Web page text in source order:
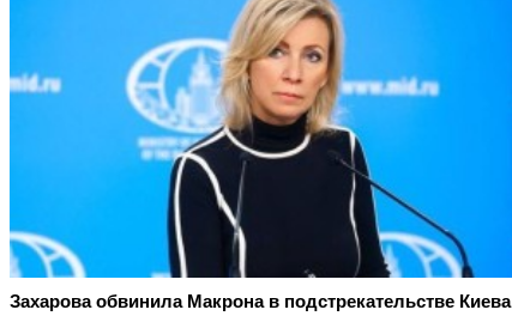
Захарова обвинила Макрона в подстрекательстве Киева